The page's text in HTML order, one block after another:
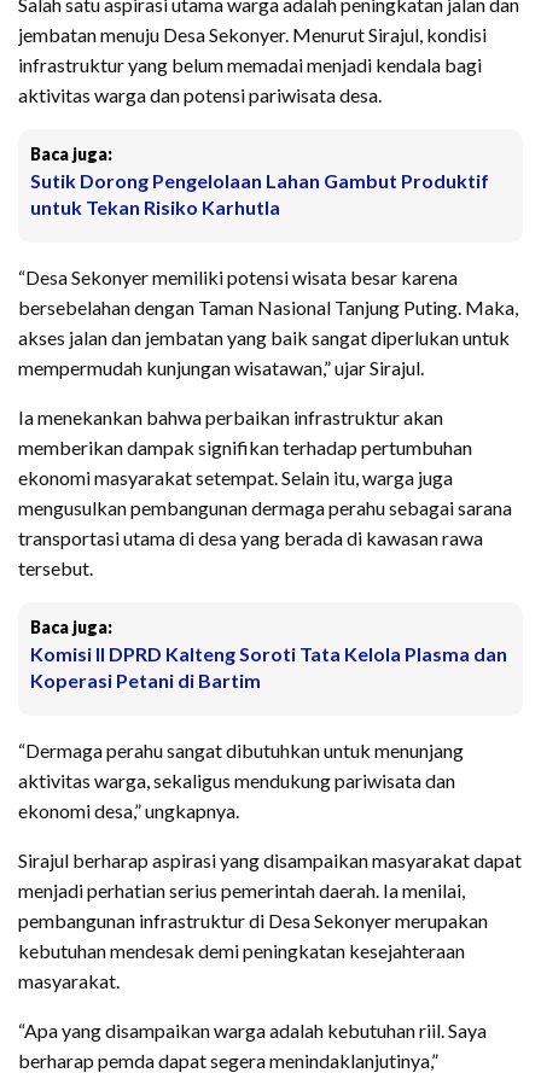
jembatan menuju Desa Sekonyer. Menurut Sirajul, kondisi
infrastruktur yang belum memadai menjadi kendala bagi
aktivitas warga dan potensi pariwisata desa.
Baca juga:
Sutik Dorong Pengelolaan Lahan Gambut Produktif
untuk Tekan Risiko Karhutla
“Desa Sekonyer memiliki potensi wisata besar karena
bersebelahan dengan Taman Nasional Tanjung Puting. Maka,
akses jalan dan jembatan yang baik sangat diperlukan untuk
mempermudah kunjungan wisatawan,” ujar Sirajul.
Ia menekankan bahwa perbaikan infrastruktur akan
memberikan dampak signifikan terhadap pertumbuhan
ekonomi masyarakat setempat. Selain itu, warga juga
mengusulkan pembangunan dermaga perahu sebagai sarana
transportasi utama di desa yang berada di kawasan rawa
tersebut.
Baca juga:
Komisi II DPRD Kalteng Soroti Tata Kelola Plasma dan
Koperasi Petani di Bartim
“Dermaga perahu sangat dibutuhkan untuk menunjang
aktivitas warga, sekaligus mendukung pariwisata dan
ekonomi desa,” ungkapnya.
Sirajul berharap aspirasi yang disampaikan masyarakat dapat
menjadi perhatian serius pemerintah daerah. Ia menilai,
pembangunan infrastruktur di Desa Sekonyer merupakan
kebutuhan mendesak demi peningkatan kesejahteraan
masyarakat.
“Apa yang disampaikan warga adalah kebutuhan riil. Saya
berharap pemda dapat segera menindaklanjutinya,”